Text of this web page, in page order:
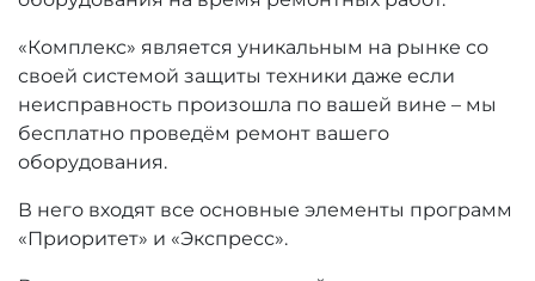
«Комплекс» является уникальным на рынке со
своей системой защиты техники даже если
неисправность произошла по вашей вине – мы
бесплатно проведём ремонт вашего
оборудования.
В него входят все основные элементы программ
«Приоритет» и «Экспресс».